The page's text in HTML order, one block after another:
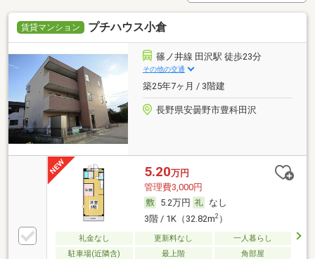
賃貸マンション プチハウス小倉
篠ノ井線 田沢駅 徒歩23分
その他の交通
築25年7ヶ月 / 3階建
長野県安曇野市豊科田沢
5.20万円
管理費3,000円
5.2万円
なし
3階 / 1K（32.82m2）
礼金なし 更新料なし
一人暮らし
駐車場(近隣含)
最上階 角部屋